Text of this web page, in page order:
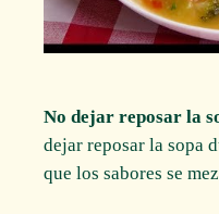
No dejar reposar la
dejar reposar la sopa
que los sabores se